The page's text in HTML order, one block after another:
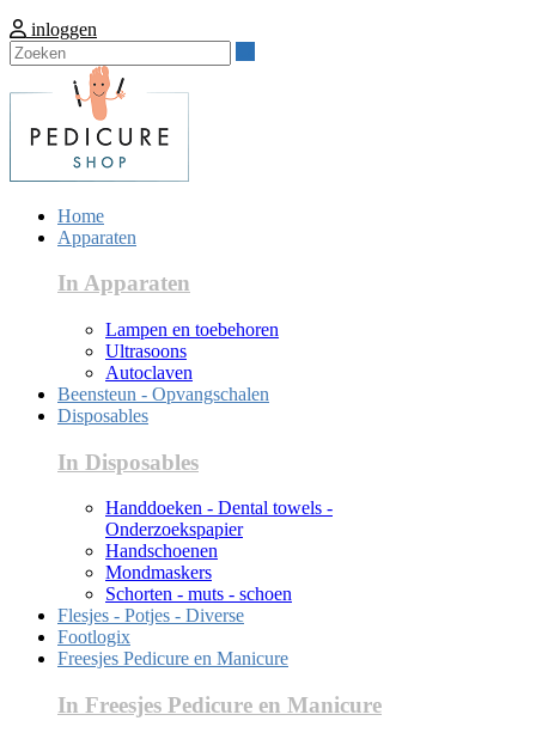
inloggen
Home
Apparaten
In Apparaten
Lampen en toebehoren
Ultrasoons
Autoclaven
Beensteun - Opvangschalen
Disposables
In Disposables
Handdoeken - Dental towels -
Onderzoekspapier
Handschoenen
Mondmaskers
Schorten - muts - schoen
Flesjes - Potjes - Diverse
Footlogix
Freesjes Pedicure en Manicure
In Freesjes Pedicure en Manicure